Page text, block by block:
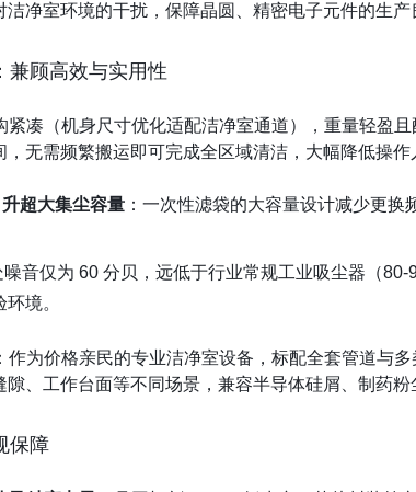
洁净室环境的干扰，保障晶圆、精密电子元件的生产
兼顾高效与实用性
紧凑（机身尺寸优化适配洁净室通道），重量轻盈
无需频繁搬运即可完成全区域清洁，大幅降低操作
超大集尘容量：一次性滤袋的大容量设计减少更换
音仅为 60 分贝，远低于行业常规工业吸尘器（
境。
作为价格亲民的专业洁净室设备，标配全套管道与
、工作台面等不同场景，兼容半导体硅屑、制药粉
保障